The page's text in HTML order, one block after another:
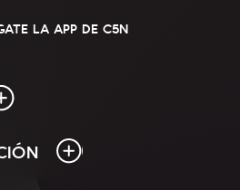
LA APP DE C5N